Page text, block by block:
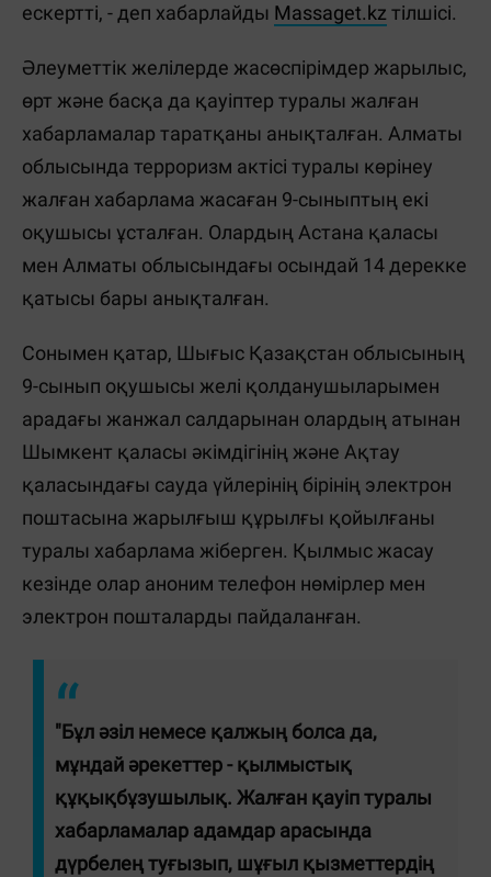
ескертті, - деп хабарлайды Massaget.kzтілшісі.
Әлеуметтік желілерде жасөспірімдер жарылыс,
өрт және басқа да қауіптер туралы жалған
хабарламалар таратқаны анықталған. Алматы
облысында терроризм актісі туралы көрінеу
жалған хабарлама жасаған 9-сыныптың екі
оқушысы ұсталған. Олардың Астана қаласы
мен Алматы облысындағы осындай 14 дерекке
қатысы бары анықталған.
Сонымен қатар, Шығыс Қазақстан облысының
9-сынып оқушысы желі қолданушыларымен
арадағы жанжал салдарынан олардың атынан
Шымкент қаласы әкімдігінің және Ақтау
қаласындағы сауда үйлерінің бірінің электрон
поштасына жарылғыш құрылғы қойылғаны
туралы хабарлама жіберген. Қылмыс жасау
кезінде олар аноним телефон нөмірлер мен
электрон пошталарды пайдаланған.
"Бұл әзіл немесе қалжың болса да,
мұндай әрекеттер - қылмыстық
құқықбұзушылық. Жалған қауіп туралы
хабарламалар адамдар арасында
дүрбелең туғызып, шұғыл қызметтердің